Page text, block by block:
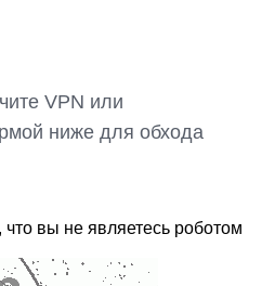
VPN или
ниже для обхода
вы не являетесь роботом